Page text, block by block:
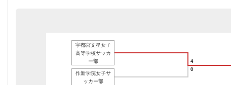
宇都宮文星女子
高等学校サッカ
ー部
4
作新学院女子サ
ッカー部
0